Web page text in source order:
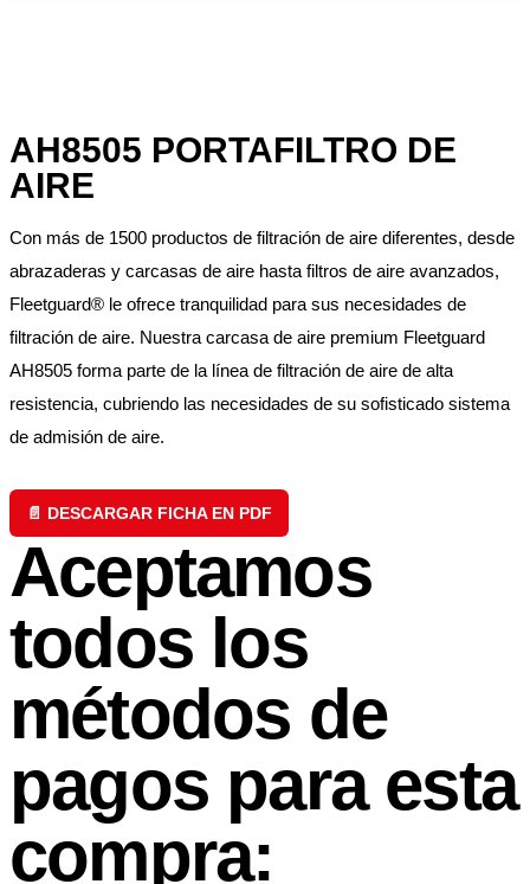
AH8505 PORTAFILTRO DE
AIRE
Con más de 1500 productos de filtración de aire diferentes, desde
abrazaderas y carcasas de aire hasta filtros de aire avanzados,
Fleetguard® le ofrece tranquilidad para sus necesidades de
filtración de aire. Nuestra carcasa de aire premium Fleetguard
AH8505 forma parte de la línea de filtración de aire de alta
resistencia, cubriendo las necesidades de su sofisticado sistema
de admisión de aire.
📄 DESCARGAR FICHA EN PDF
Aceptamos
todos los
métodos de
pagos para esta
compra: